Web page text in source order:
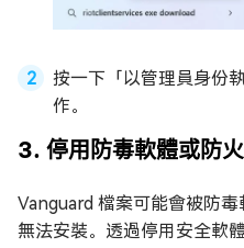
按一下「以管理員身份
作。
3. 停用防毒軟體或防
Vanguard 檔案可能會被防
無法安裝。透過停用安全軟